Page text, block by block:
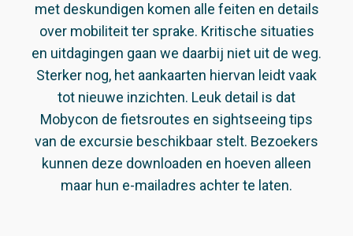
met deskundigen komen alle feiten en details
over mobiliteit ter sprake. Kritische situaties
en uitdagingen gaan we daarbij niet uit de weg.
Sterker nog, het aankaarten hiervan leidt vaak
tot nieuwe inzichten. Leuk detail is dat
Mobycon de fietsroutes en sightseeing tips
van de excursie beschikbaar stelt. Bezoekers
kunnen deze downloaden en hoeven alleen
maar hun e-mailadres achter te laten.